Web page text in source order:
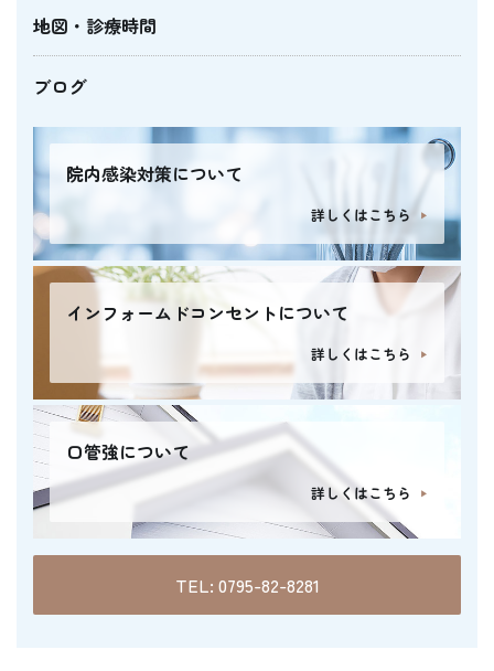
地図・診療時間
ブログ
院内感染対策について
詳しくはこちら
インフォームドコンセントについて
詳しくはこちら
口管強について
詳しくはこちら
TEL: 0795-82-8281